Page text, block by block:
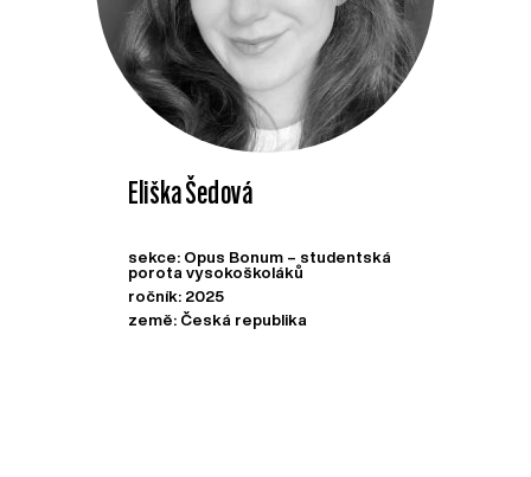
Eliška Šedová
sekce: Opus Bonum – studentská
porota vysokoškoláků
ročník: 2025
země: Česká republika